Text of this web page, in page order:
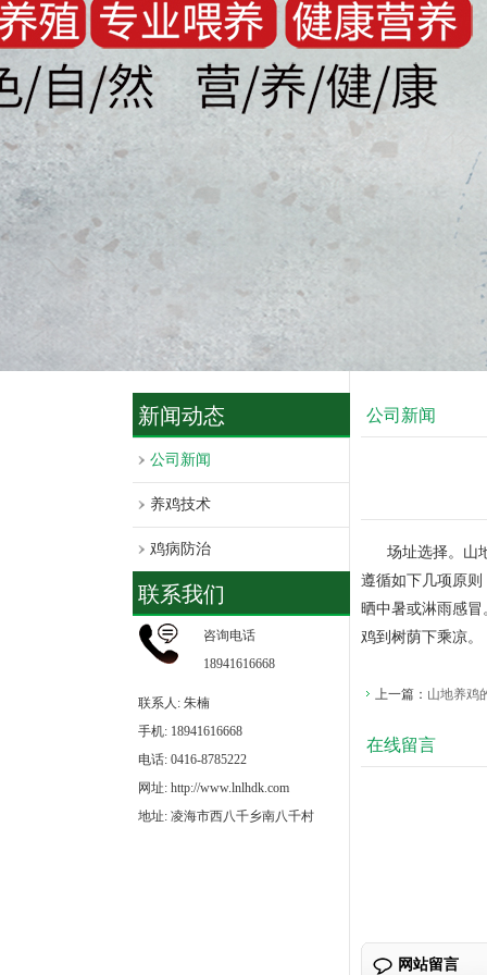
新闻动态
公司新闻
养鸡技术
鸡病防治
联系我们
咨询电话
18941616668
联系人: 朱楠
手机: 18941616668
电话: 0416-8785222
网址: http://www.lnlhdk.com
地址: 凌海市西八千乡南八千村
公司新闻
场址选择。山
遵循如下几项原
晒中暑或淋雨感
鸡到树荫下乘凉。
上一篇： 山地养鸡
在线留言
网站留言